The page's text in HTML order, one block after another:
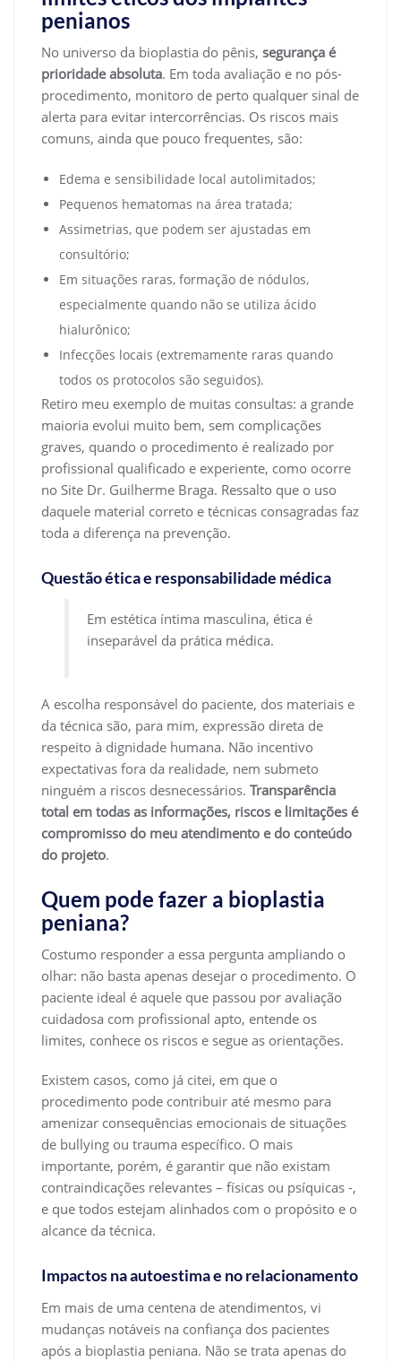
penianos
No universo da bioplastia do pênis, segurança é
prioridade absoluta. Em toda avaliação e no pós-
procedimento, monitoro de perto qualquer sinal de
alerta para evitar intercorrências. Os riscos mais
comuns, ainda que pouco frequentes, são:
Edema e sensibilidade local autolimitados;
Pequenos hematomas na área tratada;
Assimetrias, que podem ser ajustadas em
consultório;
Em situações raras, formação de nódulos,
especialmente quando não se utiliza ácido
hialurônico;
Infecções locais (extremamente raras quando
todos os protocolos são seguidos).
Retiro meu exemplo de muitas consultas: a grande
maioria evolui muito bem, sem complicações
graves, quando o procedimento é realizado por
profissional qualificado e experiente, como ocorre
no Site Dr. Guilherme Braga. Ressalto que o uso
daquele material correto e técnicas consagradas faz
toda a diferença na prevenção.
Questão ética e responsabilidade médica
Em estética íntima masculina, ética é
inseparável da prática médica.
A escolha responsável do paciente, dos materiais e
da técnica são, para mim, expressão direta de
respeito à dignidade humana. Não incentivo
expectativas fora da realidade, nem submeto
ninguém a riscos desnecessários. Transparência
total em todas as informações, riscos e limitações é
compromisso do meu atendimento e do conteúdo
do projeto.
Quem pode fazer a bioplastia
peniana?
Costumo responder a essa pergunta ampliando o
olhar: não basta apenas desejar o procedimento. O
paciente ideal é aquele que passou por avaliação
cuidadosa com profissional apto, entende os
limites, conhece os riscos e segue as orientações.
Existem casos, como já citei, em que o
procedimento pode contribuir até mesmo para
amenizar consequências emocionais de situações
de bullying ou trauma específico. O mais
importante, porém, é garantir que não existam
contraindicações relevantes – físicas ou psíquicas -,
e que todos estejam alinhados com o propósito e o
alcance da técnica.
Impactos na autoestima e no relacionamento
Em mais de uma centena de atendimentos, vi
mudanças notáveis na confiança dos pacientes
após a bioplastia peniana. Não se trata apenas do